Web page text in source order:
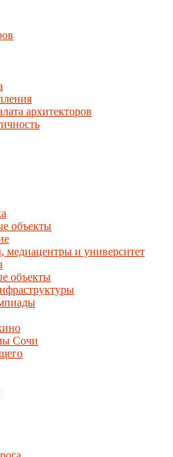
архитекторов
объекты
медиацентры и университет
объекты
Сочи